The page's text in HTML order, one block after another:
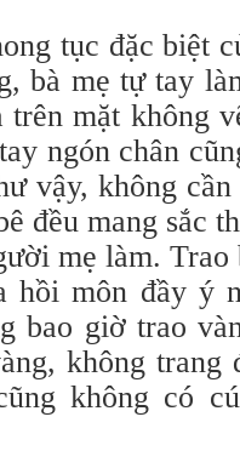
tục đặc biệt
bà mẹ tự tay
trên mặt không
ngón chân
vậy, không
đều mang sắc
mẹ làm. Trao
hồi môn đầy ý
bao giờ trao
không trang
không có